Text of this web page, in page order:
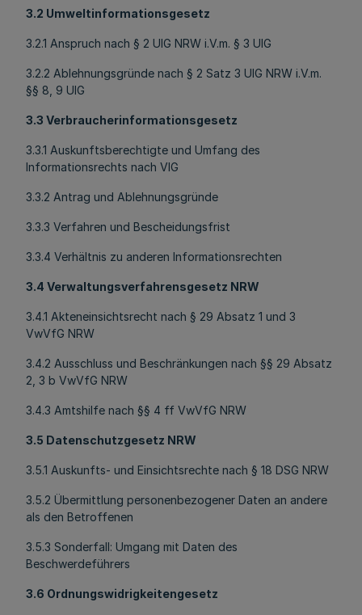
3.2 Umweltinformationsgesetz
3.2.1 Anspruch nach § 2 UIG NRW i.V.m. § 3 UIG
3.2.2 Ablehnungsgründe nach § 2 Satz 3 UIG NRW i.V.m.
§§ 8, 9 UIG
3.3 Verbraucherinformationsgesetz
3.3.1 Auskunftsberechtigte und Umfang des
Informationsrechts nach VIG
3.3.2 Antrag und Ablehnungsgründe
3.3.3 Verfahren und Bescheidungsfrist
3.3.4 Verhältnis zu anderen Informationsrechten
3.4 Verwaltungsverfahrensgesetz NRW
3.4.1 Akteneinsichtsrecht nach § 29 Absatz 1 und 3
VwVfG NRW
3.4.2 Ausschluss und Beschränkungen nach §§ 29 Absatz
2, 3 b VwVfG NRW
3.4.3 Amtshilfe nach §§ 4 ff VwVfG NRW
3.5 Datenschutzgesetz NRW
3.5.1 Auskunfts- und Einsichtsrechte nach § 18 DSG NRW
3.5.2 Übermittlung personenbezogener Daten an andere
als den Betroffenen
3.5.3 Sonderfall: Umgang mit Daten des
Beschwerdeführers
3.6 Ordnungswidrigkeitengesetz